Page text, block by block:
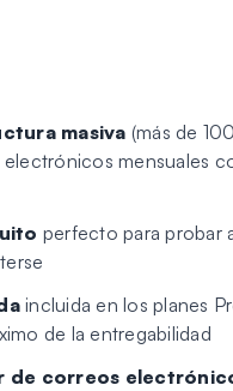
masiva (más de
mensuales
perfecto para probar
incluida en los planes
de la entregabilidad
de correos